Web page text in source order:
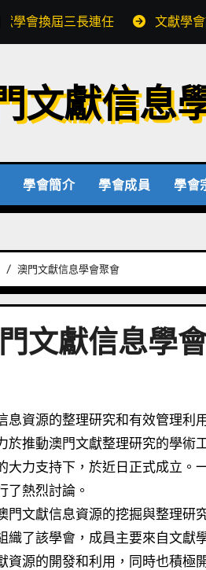
獻學會換屆三長連任 文獻學
文獻信息
學會簡介 學會成員 學會
澳門文獻信息學會聚會
文獻信息學
於推動澳門文獻整理研究的學術
大力支持下，於近日正式成立。
了熱烈討論。
門文獻信息資源的挖掘與整理研
織了該學會，成員主要來自文獻
資源的開發和利用，同時也積極